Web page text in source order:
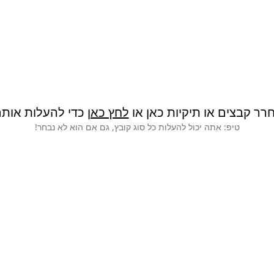
קבצים או תיקיות כאן או לחץ כאן כדי להעלות
טיפ: אתה יכול להעלות כל סוג קובץ, גם אם הוא לא נבחר!